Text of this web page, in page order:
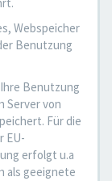
Webspeicher
Benutzung
Benutzung
Server von
Für die
EU-
erfolgt u.a
als geeignete